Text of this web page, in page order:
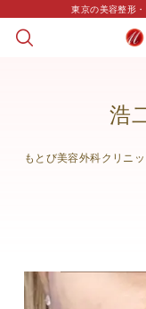
東京の美容整形
浩
もとび美容外科クリニッ